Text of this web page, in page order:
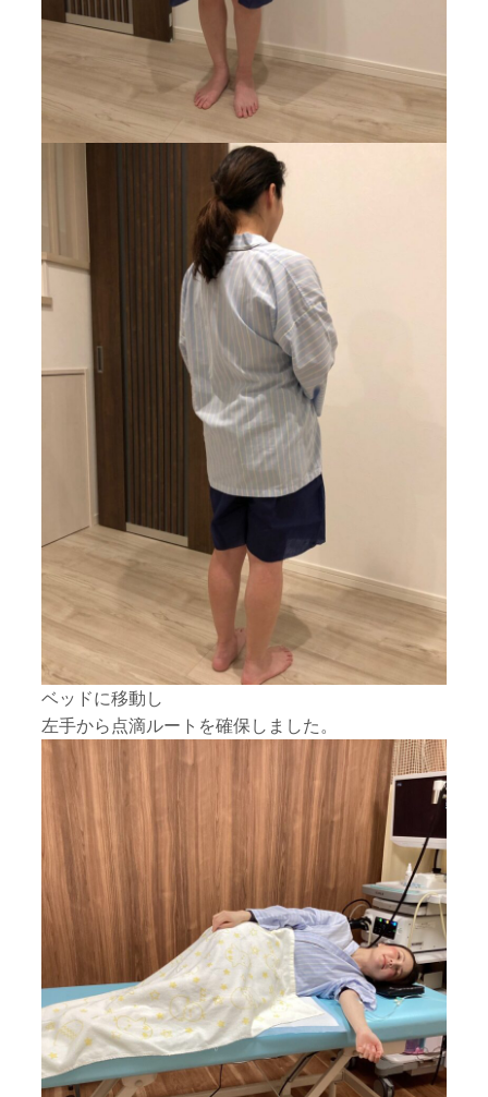
ベッドに移動し
左手から点滴ルートを確保しました。